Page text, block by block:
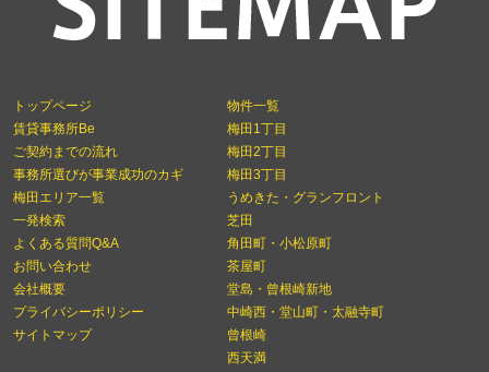
トップページ
賃貸事務所Be
ご契約までの流れ
事務所選びが事業成功のカギ
梅田エリア一覧
一発検索
よくある質問Q&A
お問い合わせ
会社概要
プライバシーポリシー
サイトマップ
物件一覧
梅田1丁目
梅田2丁目
梅田3丁目
うめきた・グランフロント
芝田
角田町・小松原町
茶屋町
堂島・曾根崎新地
中崎西・堂山町・太融寺町
曾根崎
西天満